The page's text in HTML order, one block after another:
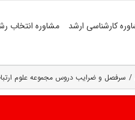
کارشناسی ارشد مشاوره انتخاب
سرفصل و ضرایب دروس مجموعه علوم